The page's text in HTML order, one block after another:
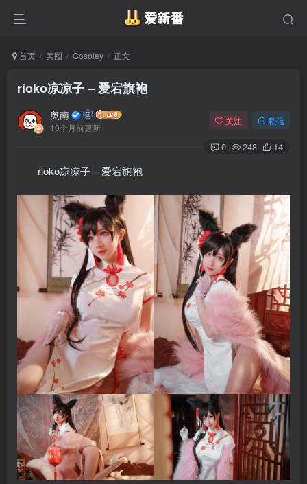
首页 美图 Cosplay 正文
rioko凉凉子 – 爱宕旗袍
奥南
10个月前更新
关注 私信
0 248 14
rioko凉凉子 – 爱宕旗袍